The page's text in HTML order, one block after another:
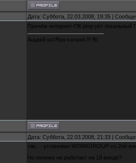
Дата: Суббота, 22.03.2008, 19:35 |
Причём интернет-ПК ping-ует локальный
Аццкий катЯра-сатанА !!! B)
Дата: Суббота, 22.03.2008, 21:33 |
так.. - установил WORKGROUP со 2ой
Но почему не работает на 1й винде?